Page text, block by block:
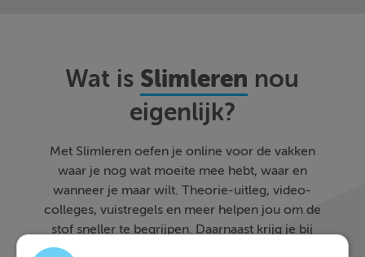
Wat is Slimleren nou
eigenlijk?
Met Slimleren oefen je online voor de vakken
waar je nog wat moeite mee hebt, waar en
wanneer je maar wilt. Theorie-uitleg, video-
colleges, vuistregels en meer helpen jou om de
stof sneller te begrijpen. Daarnaast krijg je bij
ieder fout gegeven antwoord direct een heldere